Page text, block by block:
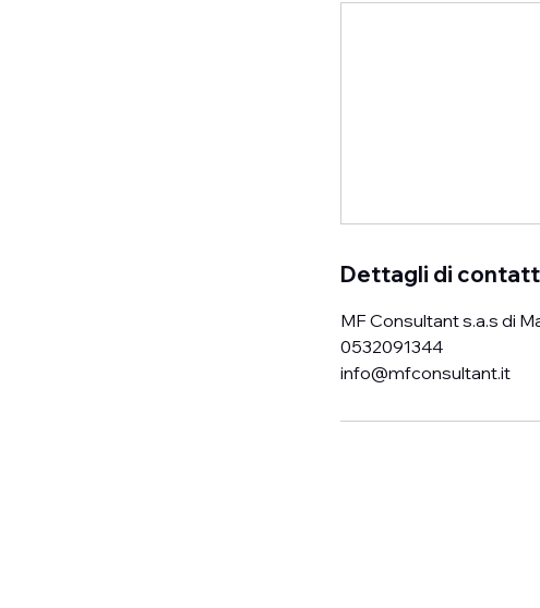
Dettagli di
MF Consultant s.a.s di
0532091344
info@mfconsultant.it